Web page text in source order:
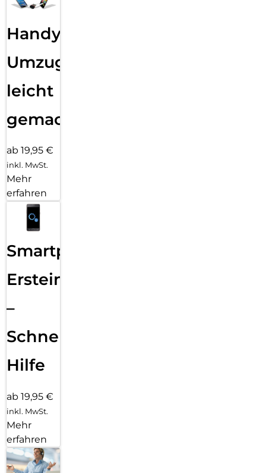
Handy
Umzug
leicht
gemacht!
ab 19,95 €
inkl. MwSt.
Mehr
erfahren
Smartphone
Ersteinrichtung
–
Schnelle
Hilfe
ab 19,95 €
inkl. MwSt.
Mehr
erfahren